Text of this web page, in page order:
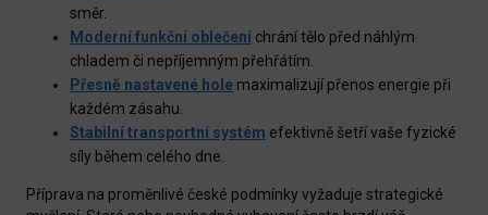
směr.
Moderní funkční oblečení chrání tělo před náhlým
chladem či nepříjemným přehřátím.
Přesně nastavené hole maximalizují přenos energie při
každém zásahu.
Stabilní transportní systém efektivně šetří vaše fyzické
síly během celého dne.
Příprava na proměnlivé české podmínky vyžaduje strategické